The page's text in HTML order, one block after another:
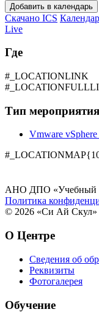
Добавить в календарь
Скачано ICS
Live
Где
#_LOCATIONLINK
Тип
Vmware vSphere
АНО ДПО «Учебный
Политика
© 2026 «Си Ай Скул»
О Центре
Сведения об
Реквизиты
Фотогалерея
Обучение